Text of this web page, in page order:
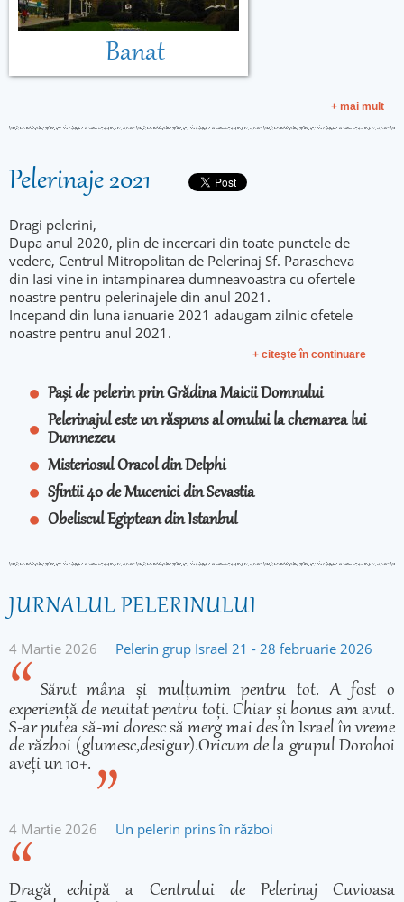
Banat
+ mai mult
Pelerinaje 2021
Dragi pelerini,
Dupa anul 2020, plin de incercari din toate punctele de
vedere, Centrul Mitropolitan de Pelerinaj Sf. Parascheva
din Iasi vine in intampinarea dumneavoastra cu ofertele
noastre pentru pelerinajele din anul 2021.
Incepand din luna ianuarie 2021 adaugam zilnic ofetele
noastre pentru anul 2021.
+ citeşte în continuare
Pași de pelerin prin Grădina Maicii Domnului
Pelerinajul este un răspuns al omului la chemarea lui
Dumnezeu
Misteriosul Oracol din Delphi
Sfintii 40 de Mucenici din Sevastia
Obeliscul Egiptean din Istanbul
JURNALUL PELERINULUI
4 Martie 2026 Pelerin grup Israel 21 - 28 februarie 2026
Sărut mâna și mulțumim pentru tot. A fost o
experiență de neuitat pentru toți. Chiar și bonus am avut.
S-ar putea să-mi doresc să merg mai des în Israel în vreme
de război (glumesc,desigur).Oricum de la grupul Dorohoi
aveți un 10+.
4 Martie 2026 Un pelerin prins în război
Dragă echipă a Centrului de Pelerinaj Cuvioasa